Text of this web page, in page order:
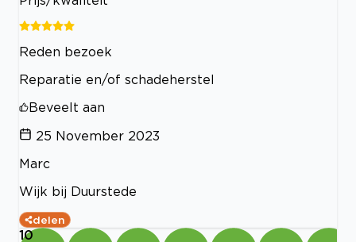
Reden bezoek
Reparatie en/of schadeherstel
Beveelt aan
25 November 2023
Marc
Wijk bij Duurstede
delen
10